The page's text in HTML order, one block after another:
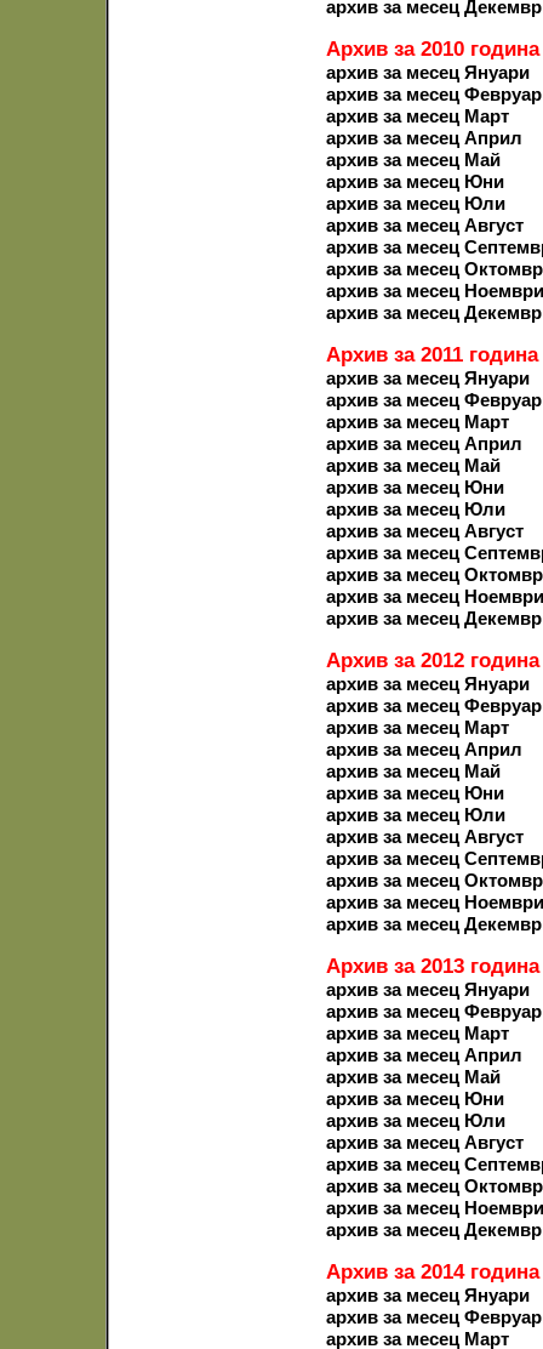
архив за месец
Архив за 2010 година
архив за месец Януари
архив за месец
архив за месец Март
архив за месец Април
архив за месец Май
архив за месец Юни
архив за месец Юли
архив за месец Август
архив за месец
архив за месец
архив за месец Ноември
архив за месец
Архив за 2011 година
архив за месец Януари
архив за месец
архив за месец Март
архив за месец Април
архив за месец Май
архив за месец Юни
архив за месец Юли
архив за месец Август
архив за месец
архив за месец
архив за месец Ноември
архив за месец
Архив за 2012 година
архив за месец Януари
архив за месец
архив за месец Март
архив за месец Април
архив за месец Май
архив за месец Юни
архив за месец Юли
архив за месец Август
архив за месец
архив за месец
архив за месец Ноември
архив за месец
Архив за 2013 година
архив за месец Януари
архив за месец
архив за месец Март
архив за месец Април
архив за месец Май
архив за месец Юни
архив за месец Юли
архив за месец Август
архив за месец
архив за месец
архив за месец Ноември
архив за месец
Архив за 2014 година
архив за месец Януари
архив за месец
архив за месец Март